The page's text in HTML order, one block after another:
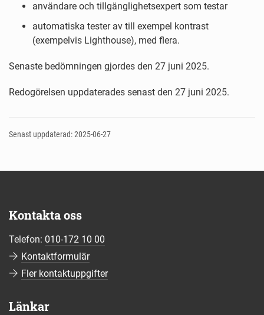
användare och tillgänglighetsexpert som testar
automatiska tester av till exempel kontrast
(exempelvis Lighthouse), med flera.
Senaste bedömningen gjordes den 27 juni 2025.
Redogörelsen uppdaterades senast den 27 juni 2025.
Senast uppdaterad: 2025-06-27
Kontakta oss
Telefon: 010-172 10 00
Kontaktformulär
Fler kontaktuppgifter
Länkar